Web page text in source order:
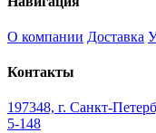
О компании Доставка
Контакты
197348, г. Санкт-
5-148